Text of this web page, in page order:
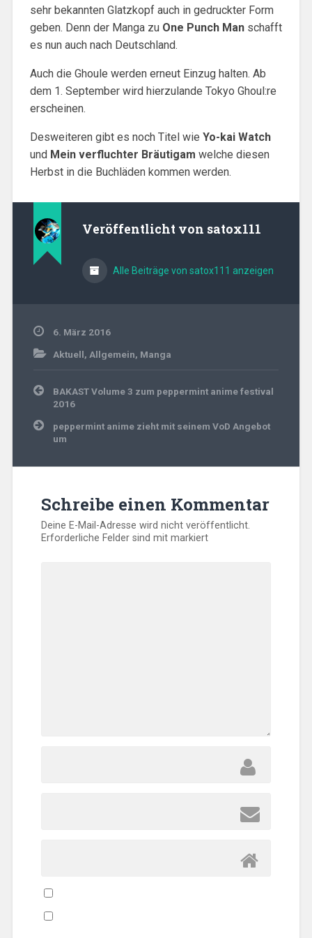
sehr bekannten Glatzkopf auch in gedruckter Form
geben. Denn der Manga zu One Punch Manschafft
es nun auch nach Deutschland.
Auch die Ghoule werden erneut Einzug halten. Ab
dem 1. September wird hierzulande Tokyo Ghoul:re
erscheinen.
Desweiteren gibt es noch Titel wie Yo-kai Watch
und Mein verfluchter Bräutigam welche diesen
Herbst in die Buchläden kommen werden.
Veröffentlicht von satox111
Alle Beiträge von satox111 anzeigen
6. März 2016
Aktuell, Allgemein, Manga
Beitragsnavigation
BAKAST Volume 3 zum peppermint anime festival
2016
peppermint anime zieht mit seinem VoD Angebot
um
Schreibe einen Kommentar
Deine E-Mail-Adresse wird nicht veröffentlicht.
Erforderliche Felder sind mitmarkiert